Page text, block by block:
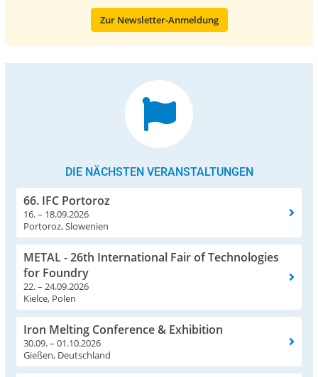
Zur Newsletter-Anmeldung
DIE NÄCHSTEN VERANSTALTUNGEN
66. IFC Portoroz
16. – 18.09.2026
Portoroz, Slowenien
METAL - 26th International Fair of Technologies
for Foundry
22. – 24.09.2026
Kielce, Polen
Iron Melting Conference & Exhibition
30.09. – 01.10.2026
Gießen, Deutschland